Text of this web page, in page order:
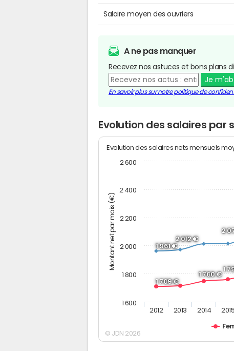
Salaire moyen des ouvriers
A ne pas manquer
Recevez nos astuces et bons plans
Je
En savoir plus sur notre politique de
Evolution des salaires par
Montant net par mois (€)
Evolution des salaires nets mensuels
1 709 €
1 760 €
1
1 961 €
2 012 €
2
2012 2013 2014 2015
1 600
1 800
2 000
2 200
2 400
2 600
© JDN 2026